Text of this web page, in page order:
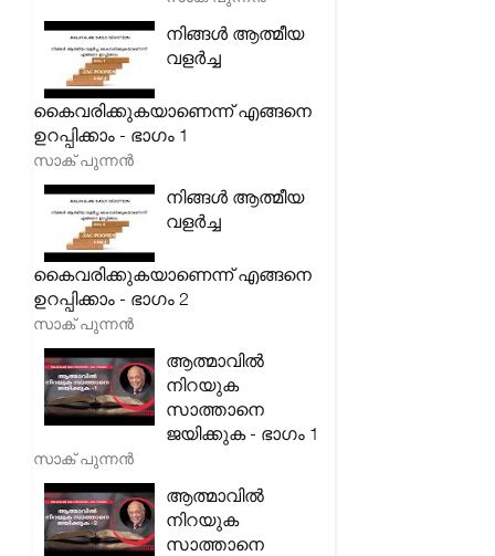
നിങ്ങൾ ആത്മീയ
വളർച്ച
കൈവരിക്കുകയാണെന്ന് എങ്ങനെ
ഉറപ്പിക്കാം - ഭാഗം 1
സാക് പുന്നൻ
നിങ്ങൾ ആത്മീയ
വളർച്ച
കൈവരിക്കുകയാണെന്ന് എങ്ങനെ
ഉറപ്പിക്കാം - ഭാഗം 2
സാക് പുന്നൻ
ആത്മാവിൽ
നിറയുക
സാത്താനെ
ജയിക്കുക - ഭാഗം 1
സാക് പുന്നൻ
ആത്മാവിൽ
നിറയുക
സാത്താനെ